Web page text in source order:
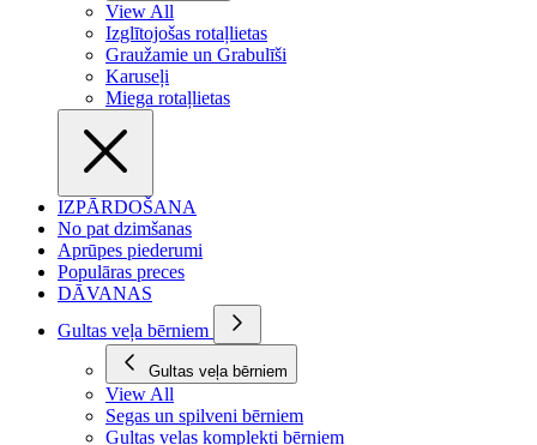
View All
Izglītojošas rotaļlietas
Graužamie un Grabulīši
Karuseļi
Miega rotaļlietas
IZPĀRDOŠANA
No pat dzimšanas
Aprūpes piederumi
Populāras preces
DĀVANAS
Gultas veļa bērniem
Gultas veļa bērniem
View All
Segas un spilveni bērniem
Gultas veļas komplekti bērniem